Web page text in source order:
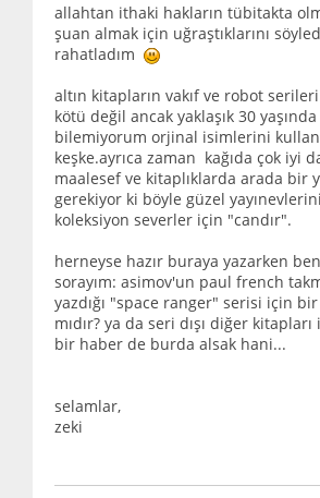
allahtan ithaki hakların tübitakta
şuan almak için uğraştıklarını
rahatladım
altın kitapların vakıf ve robot
kötü değil ancak yaklaşık 30
bilemiyorum orjinal isimlerini
keşke.ayrıca zaman kağıda çok iyi
maalesef ve kitaplıklarda arada bir
gerekiyor ki böyle güzel
koleksiyon severler için "candır".
herneyse hazır buraya yazarken
sorayım: asimov'un paul french
yazdığı "space ranger" serisi için
mıdır? ya da seri dışı diğer
bir haber de burda alsak hani...
selamlar,
zeki